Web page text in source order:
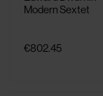
Modern Sextet
€802.45